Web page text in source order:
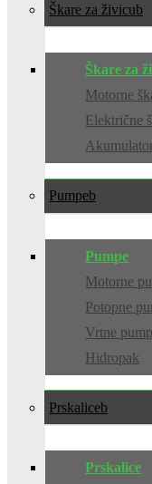
Škare za živicu
Škare za
Motorne
Električne
Pumpe
Pumpe
Motorne
Potopne
Vrtne
Hidropak
Prskalice
Prskalice